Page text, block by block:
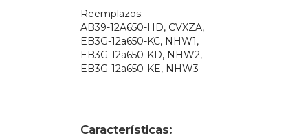
Reemplazos:
AB39-12A650-HD, CVXZA,
EB3G-12a650-KC, NHW1,
EB3G-12a650-KD, NHW2,
EB3G-12a650-KE, NHW3
Características: